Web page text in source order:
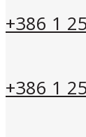
+386 1
+386 1